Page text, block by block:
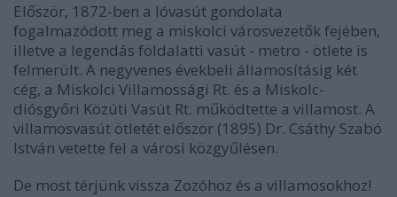
Először, 1872-ben a lóvasút gondolata
fogalmazódott meg a miskolci városvezetők fejében,
illetve a legendás földalatti vasút - metro - ötlete is
felmerült. A negyvenes évekbeli államosításig két
cég, a Miskolci Villamossági Rt. és a Miskolc-
diósgyőri Közúti Vasút Rt. működtette a villamost. A
villamosvasút ötletét először (1895) Dr. Csáthy Szabó
István vetette fel a városi közgyűlésen.
De most térjünk vissza Zozóhoz és a villamosokhoz!